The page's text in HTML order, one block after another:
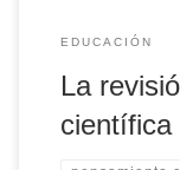
EDUCACIÓN
La